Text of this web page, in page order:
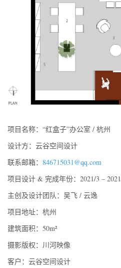
项目名称：“红盒子”办公室 / 杭州
设计方：云谷空间设计
联系邮箱： 846715031@qq.com
项目设计 & 完成年份：2021/3 –
主创及设计团队：吴飞 / 云逸
项目地址：杭州
建筑面积：50m²
摄影版权：川河映像
客户：云谷空间设计